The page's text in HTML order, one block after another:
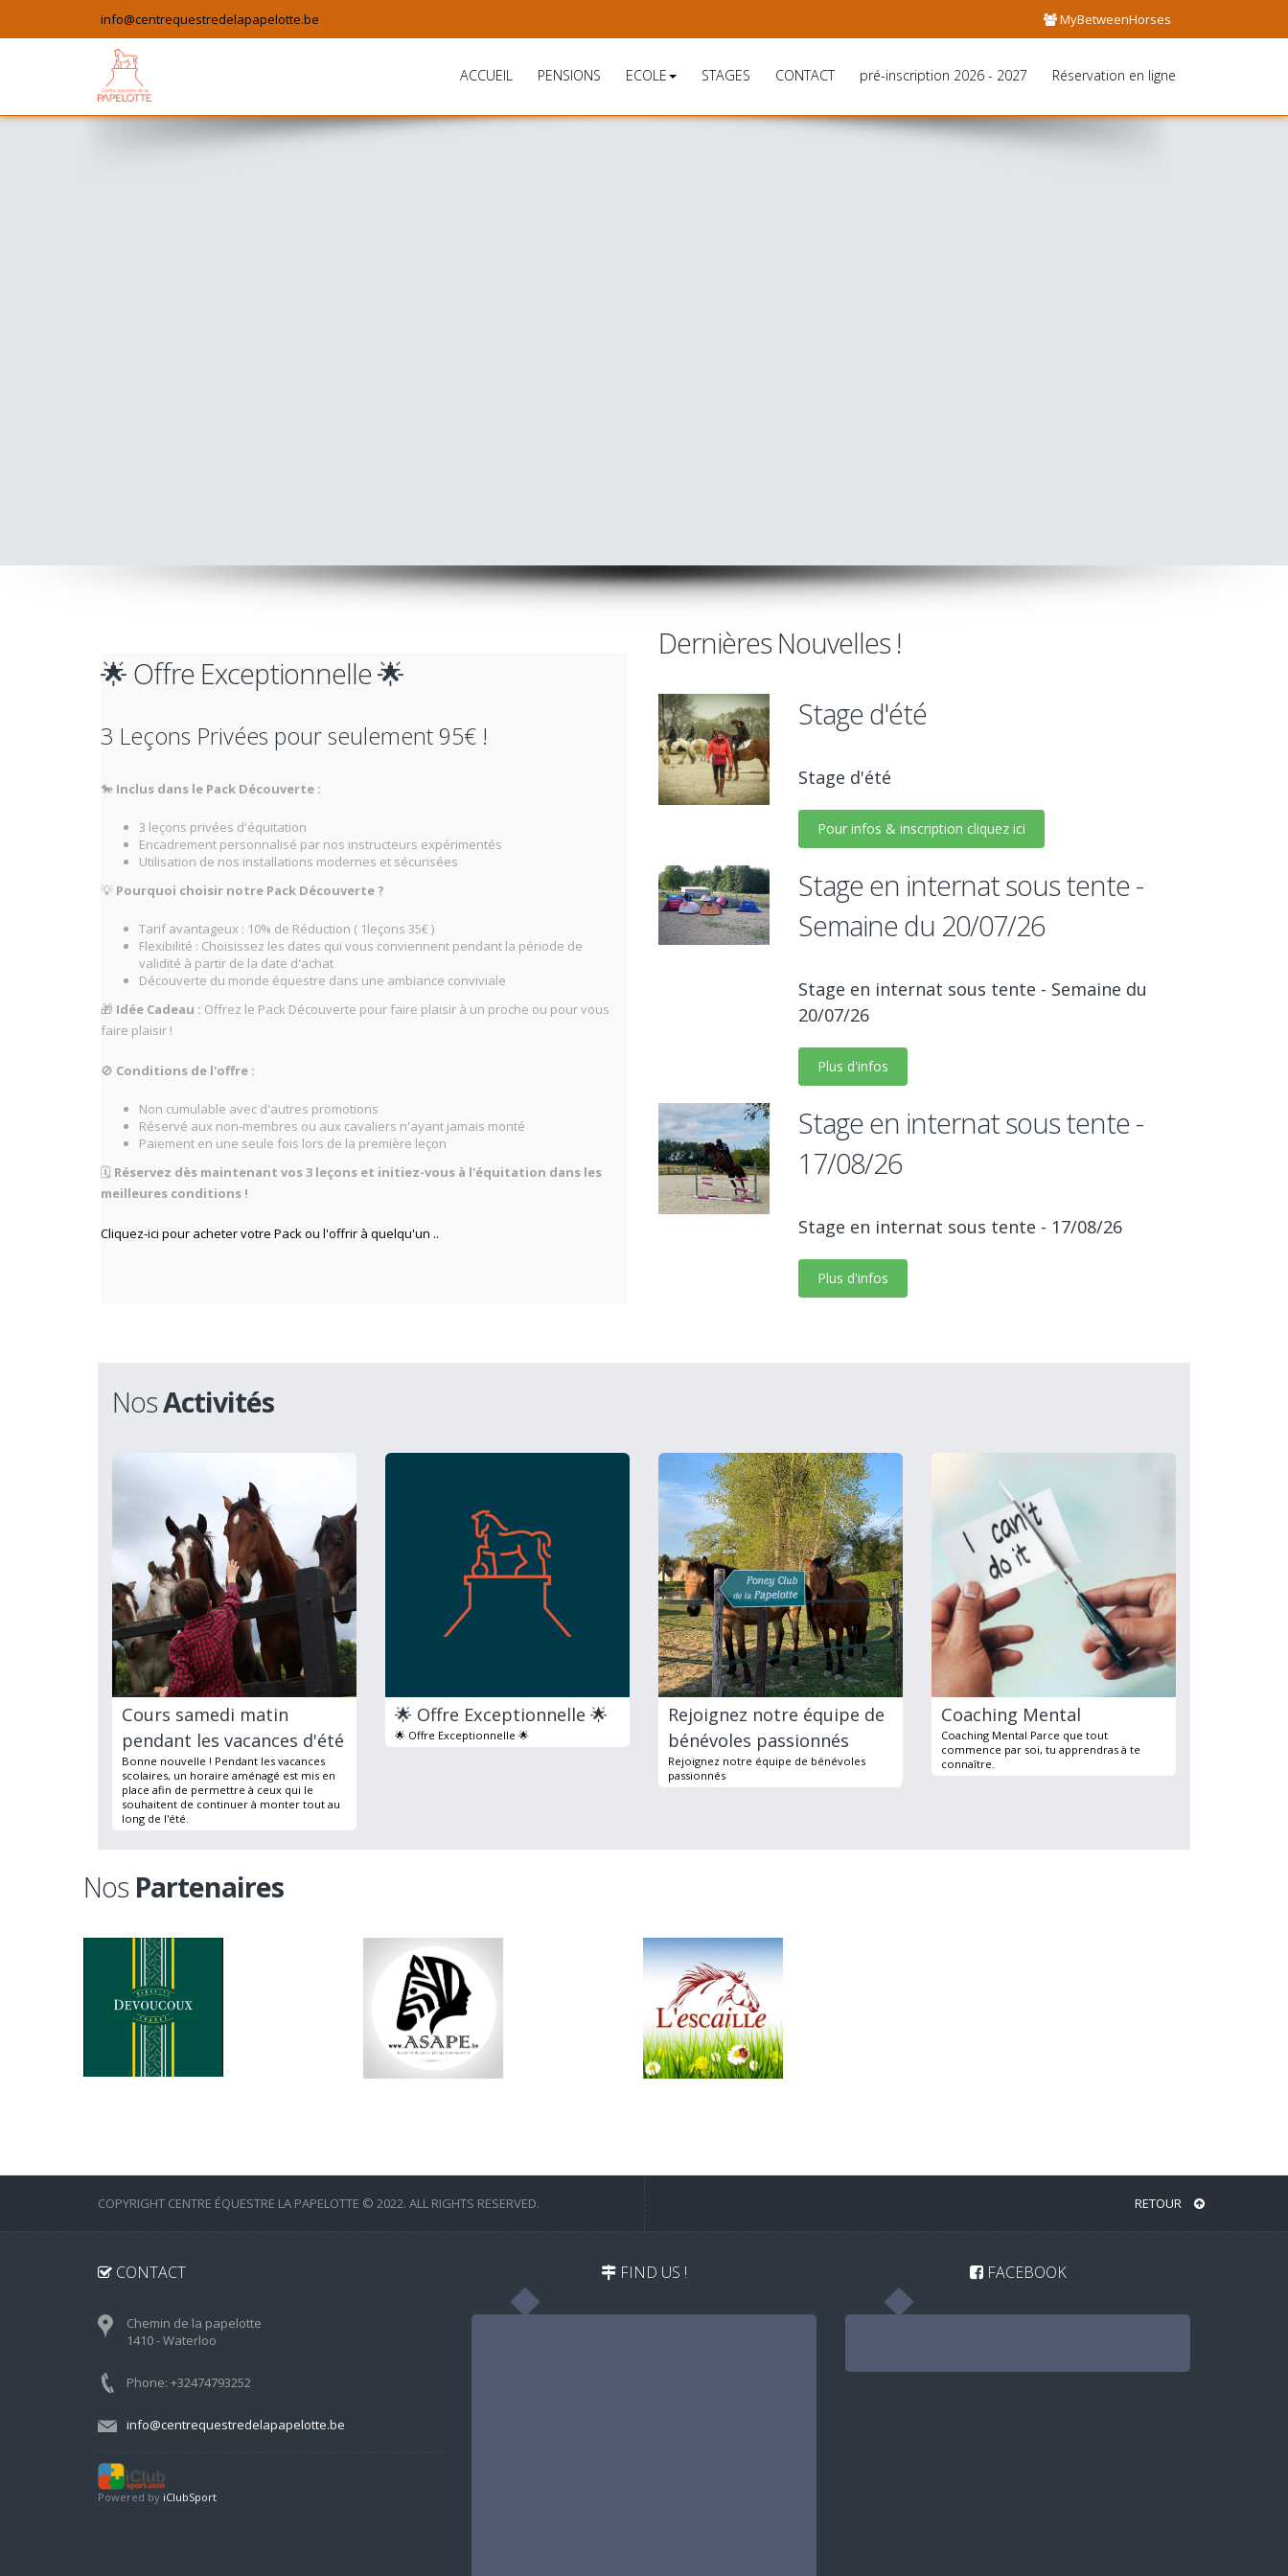
info@centrequestredelapapelotte.be MyBetweenHorses
ACCUEIL PENSIONS ECOLE STAGES CONTACT pré-inscription 2026 - 2027 Réservation en ligne
🌟 Offre Exceptionnelle 🌟
3 Leçons Privées pour seulement 95€ !
🐎 Inclus dans le Pack Découverte :
3 leçons privées d'équitation
Encadrement personnalisé par nos instructeurs expérimentés
Utilisation de nos installations modernes et sécurisées
💡 Pourquoi choisir notre Pack Découverte ?
Tarif avantageux : 10% de Réduction ( 1leçons 35€ )
Flexibilité : Choisissez les dates qui vous conviennent pendant la période de
validité à partir de la date d'achat
Découverte du monde équestre dans une ambiance conviviale
🎁 Idée Cadeau : Offrez le Pack Découverte pour faire plaisir à un proche ou pour vous
faire plaisir !
🚫 Conditions de l'offre :
Non cumulable avec d'autres promotions
Réservé aux non-membres ou aux cavaliers n'ayant jamais monté
Paiement en une seule fois lors de la première leçon
🗓️ Réservez dès maintenant vos 3 leçons et initiez-vous à l'équitation dans les
meilleures conditions !
Cliquez-ici pour acheter votre Pack ou l'offrir à quelqu'un ..
Dernières Nouvelles !
Stage d'été
Stage d'été
Pour infos & inscription cliquez ici
Stage en internat sous tente -
Semaine du 20/07/26
Stage en internat sous tente - Semaine du
20/07/26
Plus d'infos
Stage en internat sous tente -
17/08/26
Stage en internat sous tente - 17/08/26
Plus d'infos
NosActivités
Cours samedi matin
pendant les vacances d'été
Bonne nouvelle ! Pendant les vacances
scolaires, un horaire aménagé est mis en
place afin de permettre à ceux qui le
souhaitent de continuer à monter tout au
long de l'été.
🌟 Offre Exceptionnelle 🌟
🌟 Offre Exceptionnelle 🌟
Rejoignez notre équipe de
bénévoles passionnés
Rejoignez notre équipe de bénévoles
passionnés
Coaching Mental
Coaching Mental Parce que tout
commence par soi, tu apprendras à te
connaître.
Nos Partenaires
COPYRIGHT CENTRE ÉQUESTRE LA PAPELOTTE © 2022. ALL RIGHTS RESERVED. RETOUR
CONTACT
Chemin de la papelotte
1410 - Waterloo
Phone: +32474793252
info@centrequestredelapapelotte.be
Powered by iClubSport
FIND US ! FACEBOOK